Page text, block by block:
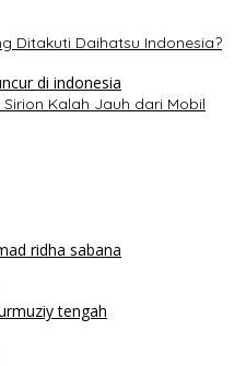
Ditakuti Daihatsu Indonesia?
Kalah Jauh dari Mobil